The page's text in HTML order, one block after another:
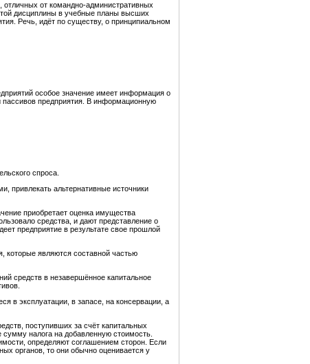
отличных от командно-административных
дисциплины в учебные планы высших
Речь, идёт по существу, о принципиальном
особое значение имеет информация о
пассивов предприятия. В информационную
спроса.
привлекать альтернативные источники
приобретает оценка имущества
средства, и дают представление о
предприятие в результате свое прошлой
которые являются составной частью
средств в незавершённое капитальное
в эксплуатации, в запасе, на консервации, а
поступивших за счёт капитальных
налога на добавленную стоимость.
определяют соглашением сторон. Если
органов, то они обычно оценивается у